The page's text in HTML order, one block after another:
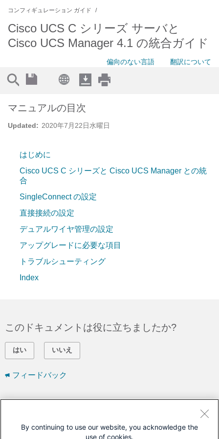
コンフィギュレーション ガイド
Cisco UCS C シリーズ サーバと
Cisco UCS Manager 4.1 の統合ガイド
偏向のない言語 翻訳について
Updated: 2020年7月22日水曜日
マニュアルの目次
はじめに
Cisco UCS C シリーズと Cisco UCS Manager との統
合
SingleConnect の設定
直接接続の設定
デュアルワイヤ管理の設定
アップグレードに必要な項目
トラブルシューティング
Index
このドキュメントは役に立ちましたか?
はい いいえ
フィードバック
サポート ケースをオープン
By continuing to use our website, you acknowledge the
use of cookies.